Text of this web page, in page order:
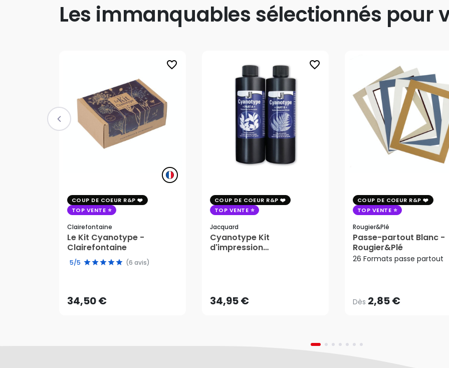
Les immanquables sélectionnés pour
favorite_border
COUP DE COEUR R&P
TOP VENTE
Clairefontaine
Le Kit Cyanotype -
Clairefontaine
5/5 (6 avis)
34,50 €AJOUTER AU PANIER
favorite_border
COUP DE COEUR R&P
TOP VENTE
Jacquard
Cyanotype Kit
d'impression
34,95 €AJOUTER AU PANIER
COUP DE COEUR R&P
TOP VENTE
Rougier&plé
Passe-partout Blanc -
Rougier&Plé
26 Formats passe partout
Dès 2,85 €
2,85 €